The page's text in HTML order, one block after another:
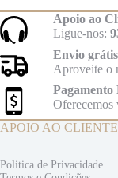
Apoio ao
Ligue-nos:
Envio
Aproveite o
Pagamento
Oferecemos
APOIO AO CLIENTE
Politica de Privacidade